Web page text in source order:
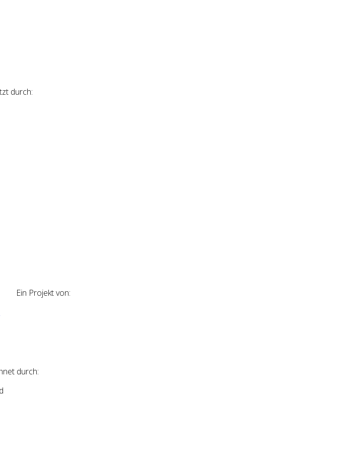
durch:
Ein Projekt von:
durch: